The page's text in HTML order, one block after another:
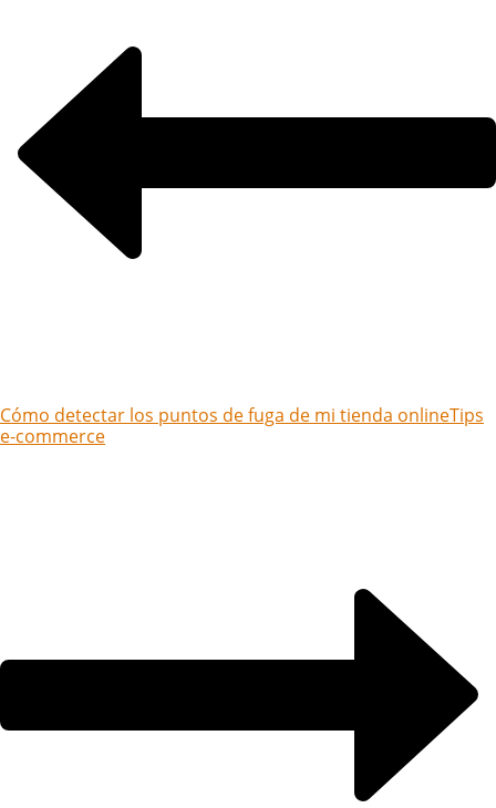
Cómo detectar los puntos de fuga de mi tienda onlineTips
e-commerce